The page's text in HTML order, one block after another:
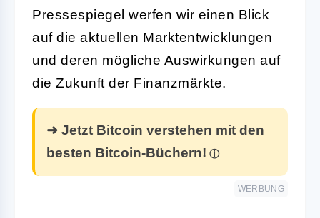
Pressespiegel werfen wir einen Blick
auf die aktuellen Marktentwicklungen
und deren mögliche Auswirkungen auf
die Zukunft der Finanzmärkte.
➜ Jetzt Bitcoin verstehen mit den
besten Bitcoin-Büchern!
WERBUNG